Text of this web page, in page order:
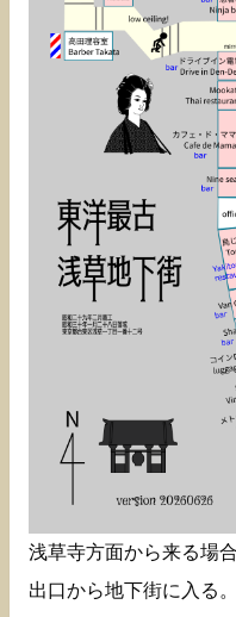
浅草寺方面から来る場
出口から地下街に入る